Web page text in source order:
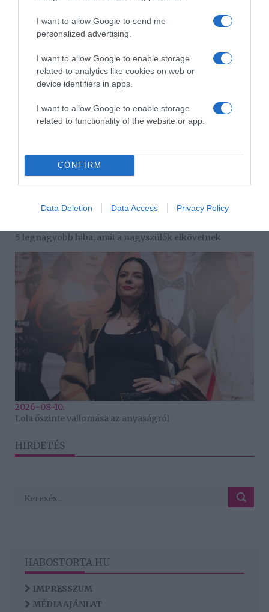
I want to allow Google to send me
personalized advertising.
I want to allow Google to enable storage
related to analytics like cookies on web or
device identifiers in apps.
I want to allow Google to enable storage
related to functionality of the website or app.
CONFIRM
Data Deletion Data Access Privacy Policy
Így készíts bélbarát, szuperlaktató reggelit
5 legnagyobb hiba, amit a nagyszülők elkövetnek
2026-08-10.
Lola őszinte vallomása az anyaságról
HIRDETÉS
HABOSTORTA.HU
IMPRESSZUM
MÉDIAAJÁNLAT